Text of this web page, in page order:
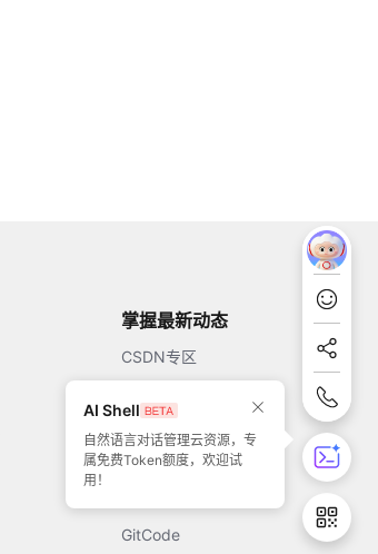
掌握最新动态
CSDN专区
51CTO
GitCode
AI Shell
自然语言对话管理云资源，专
属免费Token额度，欢迎试
用！